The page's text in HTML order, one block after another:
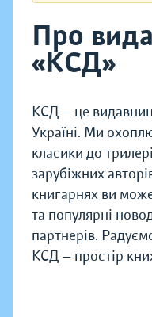
Про
«КСД»
КСД — це
Україні. Ми
класики до
зарубіжних
книгарнях ви
та популярні
партнерів.
КСД — простір